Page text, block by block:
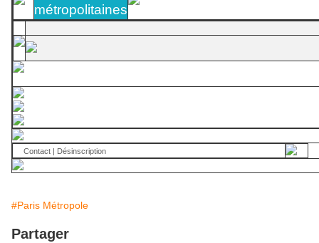
métropolitaines
Contact | Désinscription
#Paris Métropole
Partager